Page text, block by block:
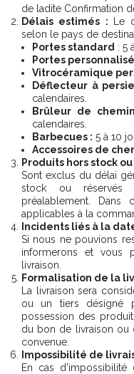
de ladite Confirmation
Délais estimés :
Le
selon le pays de
Portes standard : 5
Portes
Vitrocéramique
Déflecteur à
calendaires.
Brûleur de
calendaires.
Barbecues : 5 à 10
Accessoires de
Produits hors stock
Sont exclus du délai
stock ou réservés
préalablement. Dans
applicables à la
Incidents liés à la
Si nous ne pouvions
informerons et vous
livraison.
Formalisation de la
La livraison sera
ou un tiers désigné
possession des
du bon de livraison ou
convenue.
Impossibilité de
En cas